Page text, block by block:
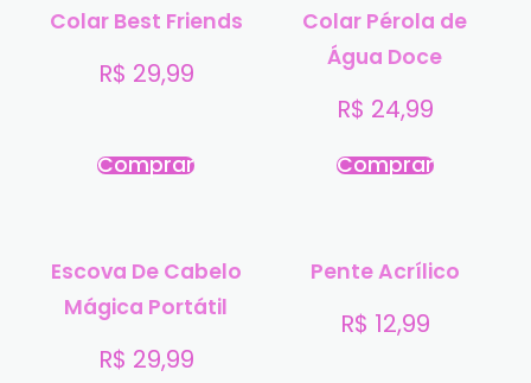
Colar Best Friends
R$ 29,99
Comprar
Colar Pérola de
Água Doce
R$ 24,99
Comprar
Escova De Cabelo
Mágica Portátil
R$ 29,99
Pente Acrílico
R$ 12,99